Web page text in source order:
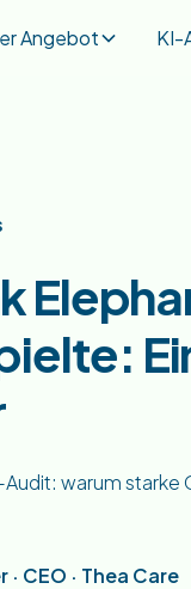
Angebot KI-
warum
CEO · Thea Care